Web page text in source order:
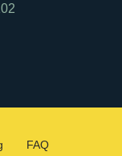
FAQ